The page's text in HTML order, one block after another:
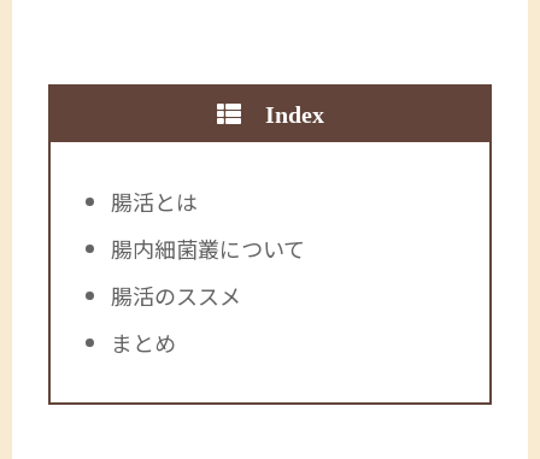
Index
腸活とは
腸内細菌叢について
腸活のススメ
まとめ